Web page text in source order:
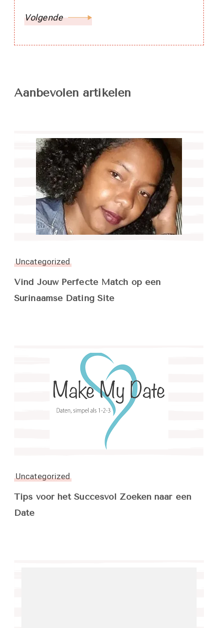
Volgende
Aanbevolen artikelen
Uncategorized
Vind Jouw Perfecte Match op een
Surinaamse Dating Site
Uncategorized
Tips voor het Succesvol Zoeken naar een
Date